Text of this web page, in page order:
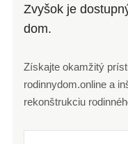
Zvyšok je
dom.
Získajte okamžitý
rodinnydom.online a
rekonštrukciu